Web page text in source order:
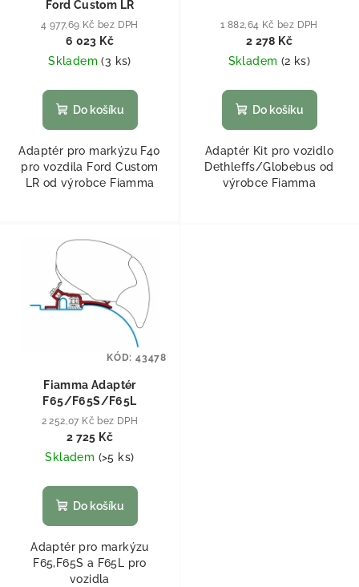
Ford Custom LR
4 977,69 Kč bez DPH
6 023 Kč
Skladem(3 ks)
Do košíku
Adaptér pro markýzu F40
pro vozdila Ford Custom
LR od výrobce Fiamma
1 882,64 Kč bez DPH
2 278 Kč
Skladem (2 ks)
Do košíku
Adaptér Kit pro vozidlo
Dethleffs/Globebus od
výrobce Fiamma
Fiamma Adaptér
F65/F65S/F65L
2 252,07 Kč bez DPH
2 725 Kč
Skladem (>5 ks)
Do košíku
Adaptér pro markýzu
F65,F65S a F65L pro
vozidla
KÓD: 43478